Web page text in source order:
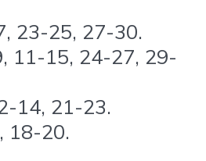
23-25, 27-30.
11-15, 24-27, 29-
14, 21-23.
18-20.